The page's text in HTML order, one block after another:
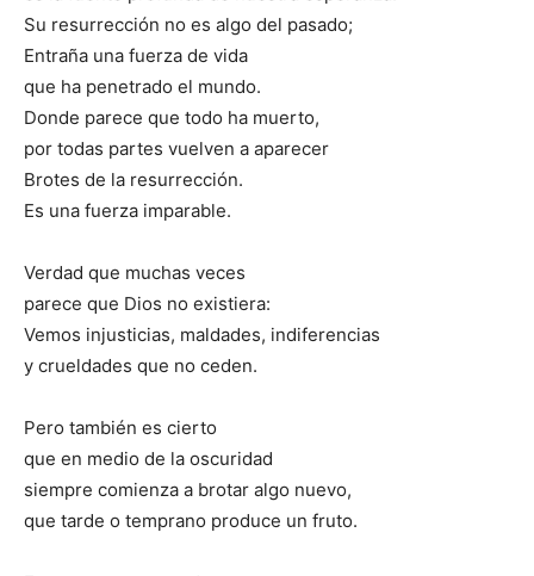
Su resurrección no es algo del pasado;
Entraña una fuerza de vida
que ha penetrado el mundo.
Donde parece que todo ha muerto,
por todas partes vuelven a aparecer
Brotes de la resurrección.
Es una fuerza imparable.
Verdad que muchas veces
parece que Dios no existiera:
Vemos injusticias, maldades, indiferencias
y crueldades que no ceden.
Pero también es cierto
que en medio de la oscuridad
siempre comienza a brotar algo nuevo,
que tarde o temprano produce un fruto.